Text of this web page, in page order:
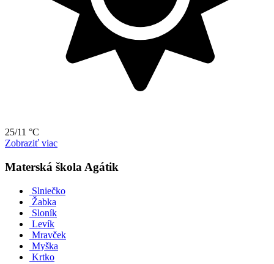
25/11 °C
Zobraziť viac
Materská škola Agátik
Slniečko
Žabka
Sloník
Levík
Mravček
Myška
Krtko